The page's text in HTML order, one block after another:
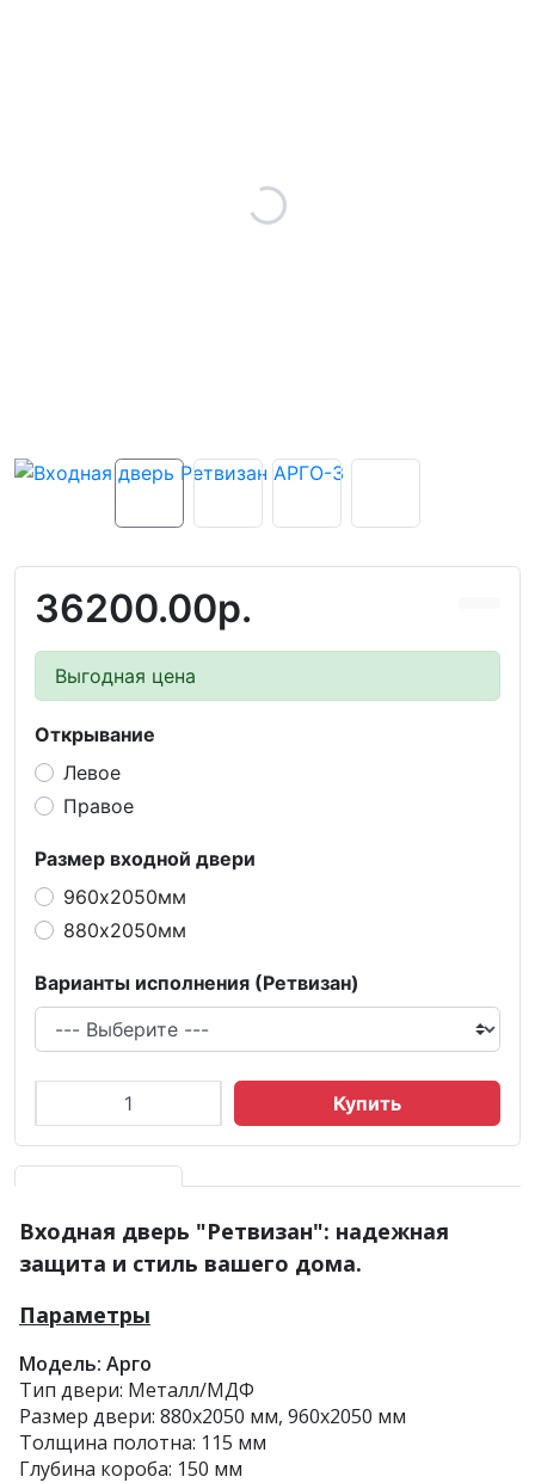
36200.00р.
Выгодная цена
Открывание
Левое
Правое
Размер входной двери
960х2050мм
880х2050мм
Варианты исполнения (Ретвизан)
Купить
Входная дверь "Ретвизан": надежная
защита и стиль вашего дома.
Параметры
Модель: Арго
Тип двери: Металл/МДФ
Размер двери: 880х2050 мм, 960х2050 мм
Толщина полотна: 115 мм
Глубина короба: 150 мм